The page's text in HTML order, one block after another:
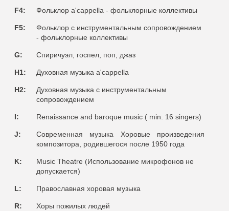
F4: Фольклор a'cappella - фольклорные коллективы
F5:
Фольклор с инструментальным сопровождением
- фольклорные коллективы
G: Спиричуэл, госпел, поп, джаз
H1: Духовная музыка a'cappella
H2:
Духовная музыка с инструментальным
сопровождением
I: Renaissance and baroque music ( min. 16 singers)
J:
Современная музыка Хоровые произведения
композитора, родившегося после 1950 года
K:
Music Theatre (Использование микрофонов не
допускается)
L: Православная хоровая музыка
R: Xоры пожилых людей